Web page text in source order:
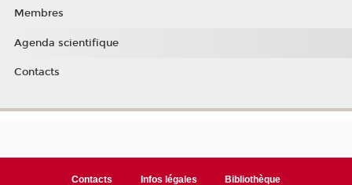
Membres
Agenda scientifique
Contacts
Contacts Infos légales Bibliothèque